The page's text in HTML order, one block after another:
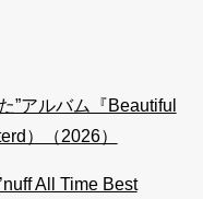
”アルバム『Beautiful
）（2026）
All Time Best